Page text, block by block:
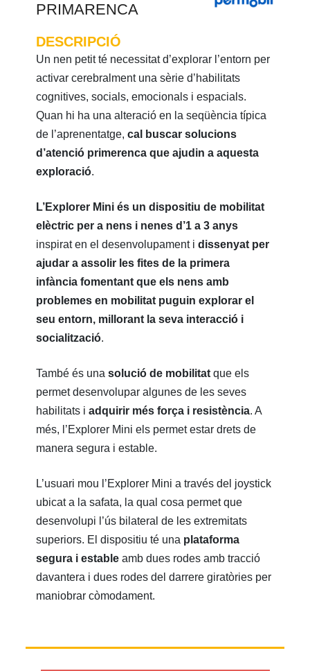
PRIMARENCA
DESCRIPCIÓ
Un nen petit té necessitat d’explorar l’entorn per
activar cerebralment una sèrie d’habilitats
cognitives, socials, emocionals i espacials.
Quan hi ha una alteració en la seqüència típica
de l’aprenentatge,cal buscar solucions
d’atenció primerenca que ajudin a aquesta
exploració.
L’Explorer Mini és un dispositiu de mobilitat
elèctric per a nens i nenes d’1 a 3 anys
inspirat en el desenvolupament idissenyat per
ajudar a assolir les fites de la primera
infància fomentant que els nens amb
problemes en mobilitat puguin explorar el
seu entorn, millorant la seva interacció i
socialització.
També és unasolució de mobilitat que els
permet desenvolupar algunes de les seves
habilitats iadquirir més força i resistència. A
més, l’Explorer Mini els permet estar drets de
manera segura i estable.
L’usuari mou l’Explorer Mini a través del joystick
ubicat a la safata, la qual cosa permet que
desenvolupi l’ús bilateral de les extremitats
superiors. El dispositiu té una plataforma
segura i estable amb dues rodes amb tracció
davantera i dues rodes del darrere giratòries per
maniobrar còmodament.